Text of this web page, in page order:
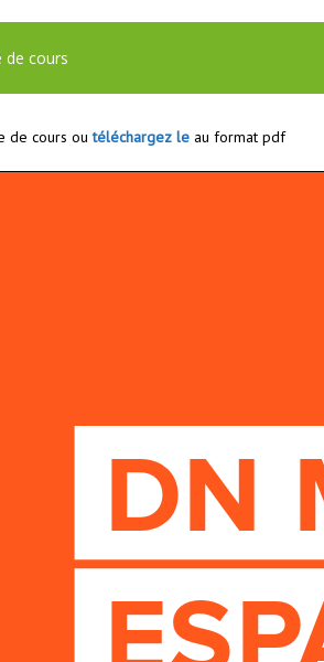
de cours
de cours outéléchargez le au format pdf